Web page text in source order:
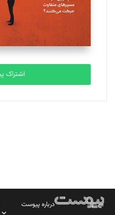
تحریریه
مصطفی مسجدی
تحریریه
بابک نقاش
تحریریه
اشتراک
درباره پیوست